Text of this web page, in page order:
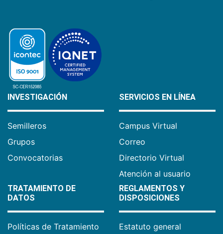
INVESTIGACIÓN
Semilleros
Grupos
Convocatorias
SERVICIOS EN LÍNEA
Campus Virtual
Correo
Directorio Virtual
Atención al usuario
TRATAMIENTO DE
DATOS
Políticas de Tratamiento
REGLAMENTOS Y
DISPOSICIONES
Estatuto general